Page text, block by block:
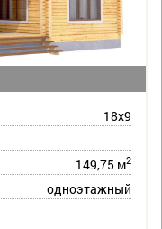
18х9
149,75 м2
одноэтажный